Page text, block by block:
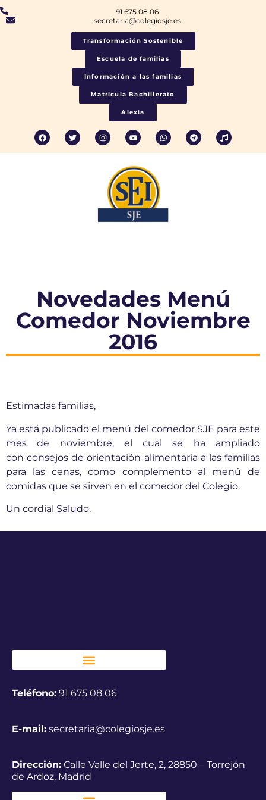
91 675 08 06
secretaria@colegiosje.es
Transformación Sostenible
Escuela de familias
Información a las familias
Matrícula Bachillerato
Alexia
Novedades Menú
Comedor Noviembre
2016
Estimadas familias,
Ya está publicado el menú del comedor SJE para este
mes de noviembre, el cual se ha ampliado
con consejos de orientación alimentaria a las familias
para las cenas, como complemento al menú de
comidas que se sirven en el comedor del Colegio.
Un cordial Saludo.
Teléfono: 91 675 08 06
E-mail: secretaria@colegiosje.es
Dirección: Calle Valle del Jerte, 2, 28850 – Torrejón
de Ardoz, Madrid